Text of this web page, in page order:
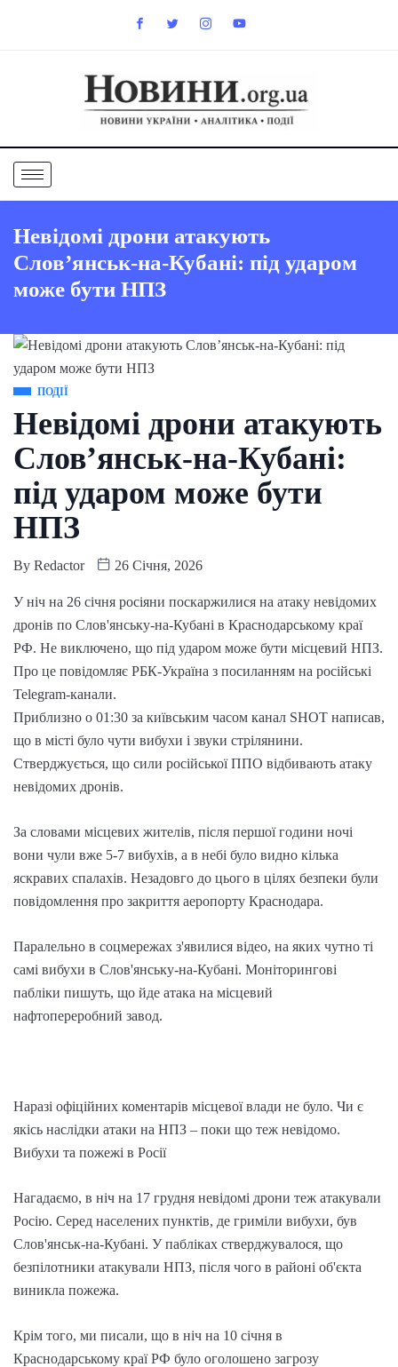
Невідомі дрони атакують
Слов’янськ-на-Кубані: під ударом
може бути НПЗ
ПОДІЇ
Невідомі дрони атакують
Слов’янськ-на-Кубані:
під ударом може бути
НПЗ
By Redactor 26 Січня, 2026
У ніч на 26 січня росіяни поскаржилися на атаку невідомих
дронів по Слов'янську-на-Кубані в Краснодарському краї
РФ. Не виключено, що під ударом може бути місцевий НПЗ.
Про це повідомляє РБК-Україна з посиланням на російські
Telegram-канали.
Приблизно о 01:30 за київським часом канал SHOT написав,
що в місті було чути вибухи і звуки стрілянини.
Стверджується, що сили російської ППО відбивають атаку
невідомих дронів.
За словами місцевих жителів, після першої години ночі
вони чули вже 5-7 вибухів, а в небі було видно кілька
яскравих спалахів. Незадовго до цього в цілях безпеки були
повідомлення про закриття аеропорту Краснодара.
Паралельно в соцмережах з'явилися відео, на яких чутно ті
самі вибухи в Слов'янську-на-Кубані. Моніторингові
пабліки пишуть, що йде атака на місцевий
нафтопереробний завод.
Наразі офіційних коментарів місцевої влади не було. Чи є
якісь наслідки атаки на НПЗ – поки що теж невідомо.
Вибухи та пожежі в Росії
Нагадаємо, в ніч на 17 грудня невідомі дрони теж атакували
Росію. Серед населених пунктів, де гриміли вибухи, був
Слов'янськ-на-Кубані. У пабліках стверджувалося, що
безпілотники атакували НПЗ, після чого в районі об'єкта
виникла пожежа.
Крім того, ми писали, що в ніч на 10 січня в
Краснодарському краї РФ було оголошено загрозу